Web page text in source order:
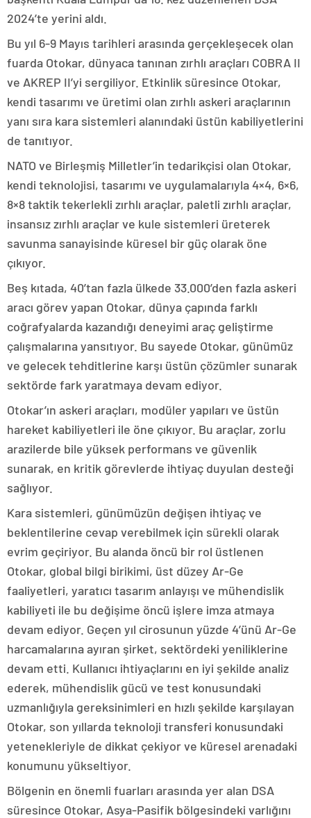
2024’te yerini aldı.
Bu yıl 6-9 Mayıs tarihleri arasında gerçekleşecek olan
fuarda Otokar, dünyaca tanınan zırhlı araçları COBRA II
ve AKREP II’yi sergiliyor. Etkinlik süresince Otokar,
kendi tasarımı ve üretimi olan zırhlı askeri araçlarının
yanı sıra kara sistemleri alanındaki üstün kabiliyetlerini
de tanıtıyor.
NATO ve Birleşmiş Milletler’in tedarikçisi olan Otokar,
kendi teknolojisi, tasarımı ve uygulamalarıyla 4×4, 6×6,
8×8 taktik tekerlekli zırhlı araçlar, paletli zırhlı araçlar,
insansız zırhlı araçlar ve kule sistemleri üreterek
savunma sanayisinde küresel bir güç olarak öne
çıkıyor.
Beş kıtada, 40’tan fazla ülkede 33.000’den fazla askeri
aracı görev yapan Otokar, dünya çapında farklı
coğrafyalarda kazandığı deneyimi araç geliştirme
çalışmalarına yansıtıyor. Bu sayede Otokar, günümüz
ve gelecek tehditlerine karşı üstün çözümler sunarak
sektörde fark yaratmaya devam ediyor.
Otokar’ın askeri araçları, modüler yapıları ve üstün
hareket kabiliyetleri ile öne çıkıyor. Bu araçlar, zorlu
arazilerde bile yüksek performans ve güvenlik
sunarak, en kritik görevlerde ihtiyaç duyulan desteği
sağlıyor.
Kara sistemleri, günümüzün değişen ihtiyaç ve
beklentilerine cevap verebilmek için sürekli olarak
evrim geçiriyor. Bu alanda öncü bir rol üstlenen
Otokar, global bilgi birikimi, üst düzey Ar-Ge
faaliyetleri, yaratıcı tasarım anlayışı ve mühendislik
kabiliyeti ile bu değişime öncü işlere imza atmaya
devam ediyor. Geçen yıl cirosunun yüzde 4’ünü Ar-Ge
harcamalarına ayıran şirket, sektördeki yeniliklerine
devam etti. Kullanıcı ihtiyaçlarını en iyi şekilde analiz
ederek, mühendislik gücü ve test konusundaki
uzmanlığıyla gereksinimleri en hızlı şekilde karşılayan
Otokar, son yıllarda teknoloji transferi konusundaki
yetenekleriyle de dikkat çekiyor ve küresel arenadaki
konumunu yükseltiyor.
Bölgenin en önemli fuarları arasında yer alan DSA
süresince Otokar, Asya-Pasifik bölgesindeki varlığını